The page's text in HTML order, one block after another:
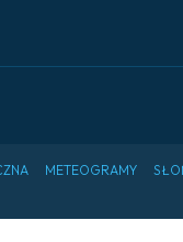
METEOGRAMY